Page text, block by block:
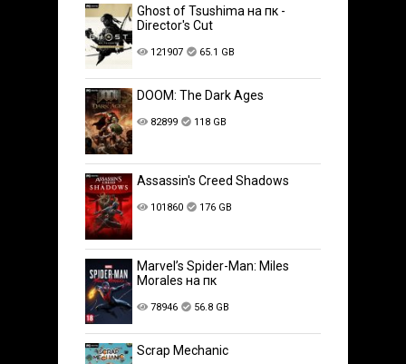
Ghost of Tsushima на пк -
Director's Cut
121907 65.1 GB
DOOM: The Dark Ages
82899 118 GB
Assassin's Creed Shadows
101860 176 GB
Marvel’s Spider-Man: Miles
Morales на пк
78946 56.8 GB
Scrap Mechanic